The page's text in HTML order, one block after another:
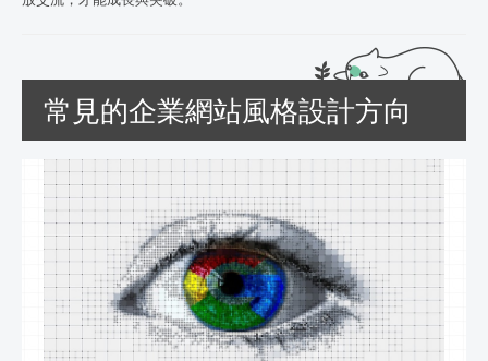
常見的企業網站風格設計方向